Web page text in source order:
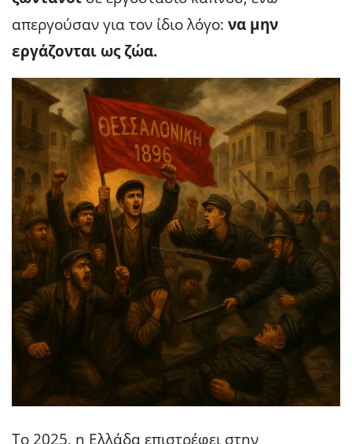
απεργούσαν για τον ίδιο λόγο: να μην
εργάζονται ως ζώα.
Το 2025, η Ελλάδα επιστρέφει στην